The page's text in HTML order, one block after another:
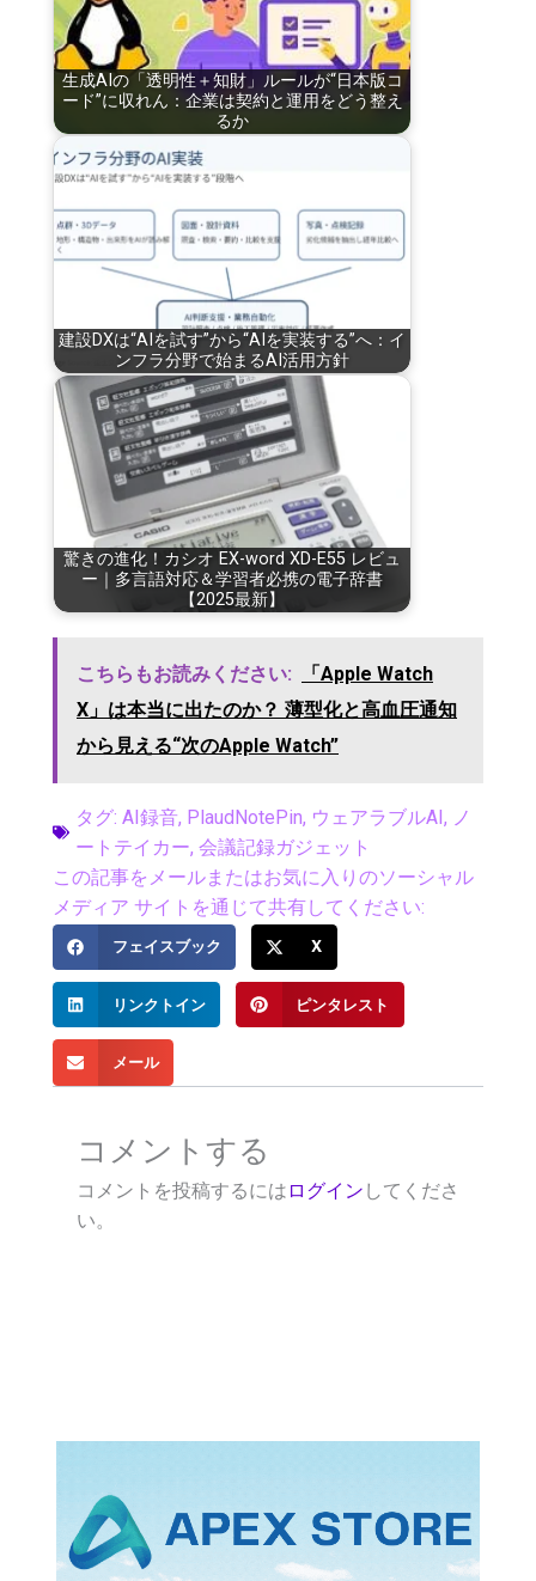
生成AIの「透明性＋知財」ルールが“日本版コ
ード”に収れん：企業は契約と運用をどう整え
るか
建設DXは“AIを試す”から“AIを実装する”へ：イ
ンフラ分野で始まるAI活用方針
驚きの進化！カシオ EX-word XD-E55 レビュ
ー｜多言語対応＆学習者必携の電子辞書
【2025最新】
こちらもお読みください:
「Apple Watch
X」は本当に出たのか？ 薄型化と高血圧通知
から見える“次のApple Watch”
タグ: AI録音, PlaudNotePin, ウェアラブルAI, ノ
ートテイカー, 会議記録ガジェット
この記事をメールまたはお気に入りのソーシャル
メディア サイトを通じて共有してください:
フェイスブック X
リンクトイン ピンタレスト
メール
コメントする
コメントを投稿するには ログイン してくださ
い。